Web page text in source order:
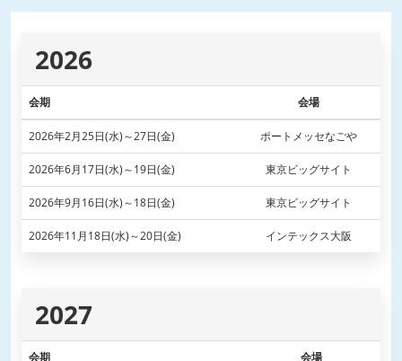
2026
会期 会場
2026年2月25日(水)～27日(金) ポートメッセなごや
2026年6月17日(水)～19日(金) 東京ビッグサイト
2026年9月16日(水)～18日(金) 東京ビッグサイト
2026年11月18日(水)～20日(金) インテックス大阪
2027
会期 会場